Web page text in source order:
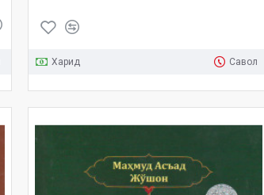
Харид Савол